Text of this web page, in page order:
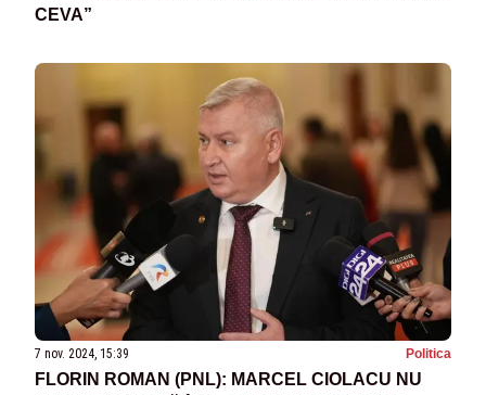
CEVA”
7 nov. 2024, 15:39 Politica
FLORIN ROMAN (PNL): MARCEL CIOLACU NU